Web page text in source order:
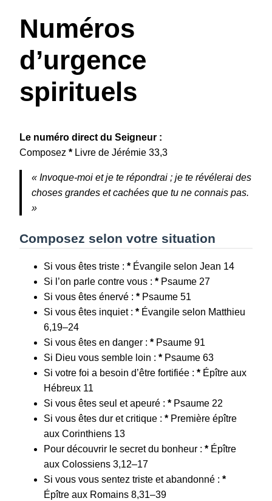
Numéros
d’urgence
spirituels
Le numéro direct du Seigneur :
Composez * Livre de Jérémie 33,3
« Invoque-moi et je te répondrai ; je te révélerai des
choses grandes et cachées que tu ne connais pas.
»
Composez selon votre situation
Si vous êtes triste : * Évangile selon Jean 14
Si l’on parle contre vous : * Psaume 27
Si vous êtes énervé : * Psaume 51
Si vous êtes inquiet : * Évangile selon Matthieu
6,19–24
Si vous êtes en danger : * Psaume 91
Si Dieu vous semble loin : * Psaume 63
Si votre foi a besoin d’être fortifiée : * Épître aux
Hébreux 11
Si vous êtes seul et apeuré : * Psaume 22
Si vous êtes dur et critique : * Première épître
aux Corinthiens 13
Pour découvrir le secret du bonheur : * Épître
aux Colossiens 3,12–17
Si vous vous sentez triste et abandonné : *
Épître aux Romains 8,31–39